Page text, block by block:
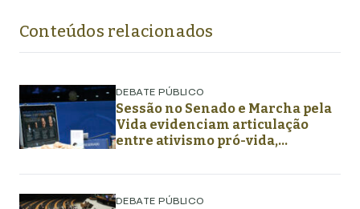
Conteúdos relacionados
DEBATE PÚBLICO
Sessão no Senado e Marcha pela
Vida evidenciam articulação
entre ativismo pró-vida,
representação política
DEBATE PÚBLICO